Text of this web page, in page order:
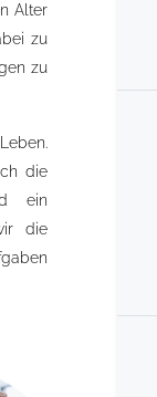
Alter
zu
zu
die
ein
die